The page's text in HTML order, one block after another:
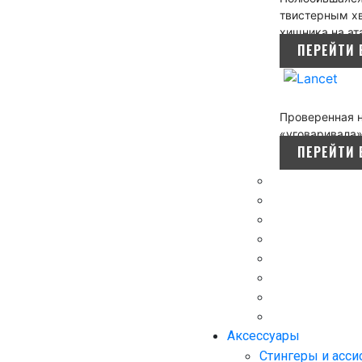
твистерным
хищника на
ПЕРЕЙТИ
Проверенная
ПЕРЕЙТИ
Аксессуары
Стингеры и